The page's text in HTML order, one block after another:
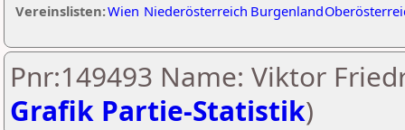
Vereinslisten:Wien Niederösterreich Burgenland
Pnr:149493 Name: Viktor
Grafik Partie-Statistik)